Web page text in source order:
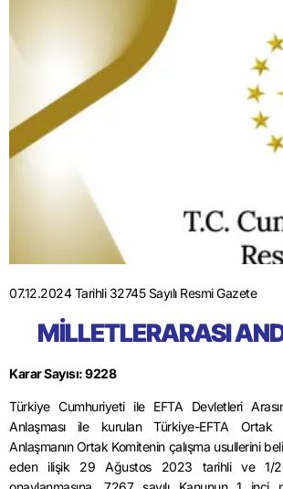
07.12.2024 Tarihli 32745 Sayılı Resmi Gazete
MİLLETLERARASI
Karar Sayısı: 9228
Türkiye Cumhuriyeti ile EFTA Devletleri
Anlaşması ile kurulan Türkiye-EFTA Ortak
Anlaşmanın Ortak Komitenin çalışma usullerini
eden ilişik 29 Ağustos 2023 tarihli ve 1/